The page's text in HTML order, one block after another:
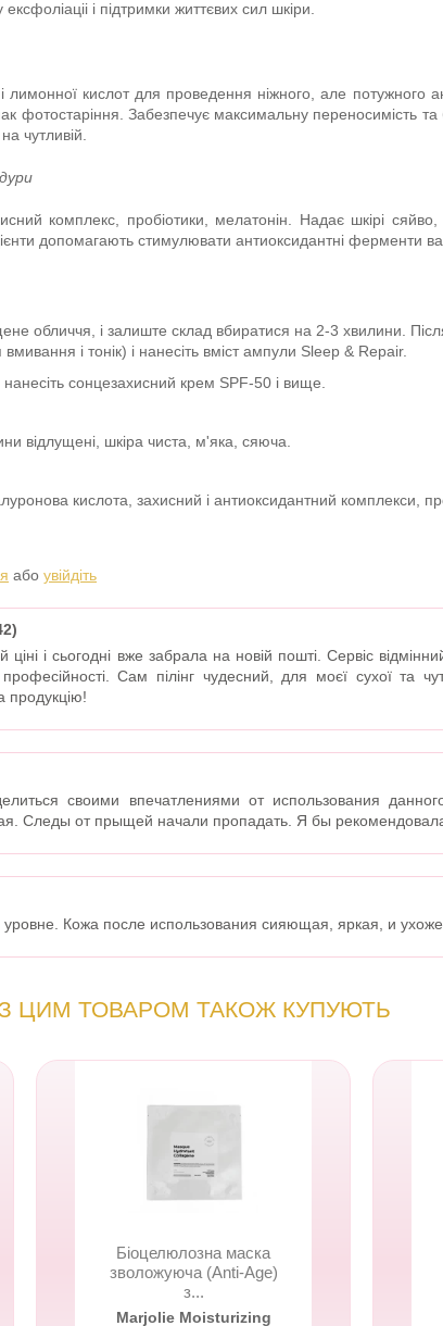
і підтримки життєвих сил шкіри.
лимонної кислот для проведення ніжного, але потужного
фотостаріння. Забезпечує максимальну переносимість
чутливій.
комплекс, пробіотики, мелатонін. Надає шкірі
допомагають стимулювати антиоксидантні ферменти
обличчя, і залиште склад вбиратися на 2-3 хвилини.
і тонік) і нанесіть вміст ампули Sleep & Repair.
нанесіть сонцезахисний крем SPF-50 і вище.
відлущені, шкіра чиста, м'яка, сяюча.
кислота, захисний і антиоксидантний комплекси,
або увійдіть
і сьогодні вже забрала на новій пошті. Сервіс
Сам пілінг чудесний, для моєї сухої та
продукцію!
своими впечатлениями от использования
Следы от прыщей начали пропадать. Я бы рекомендовала
Кожа после использования сияющая, яркая, и
З ЦИМ ТОВАРОМ ТАКОЖ КУПУЮТЬ
Біоцелюлозна маска
зволожуюча (Anti-Age)
з...
Marjolie Moisturizing